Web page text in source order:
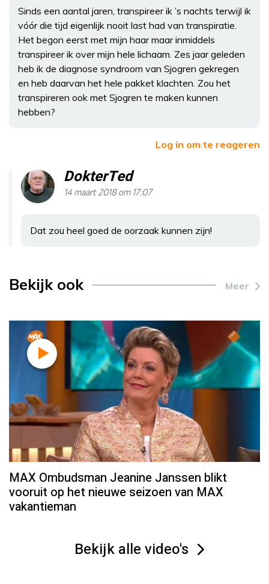
Sinds een aantal jaren, transpireer ik ’s nachts terwijl ik
vóór die tijd eigenlijk nooit last had van transpiratie.
Het begon eerst met mijn haar maar inmiddels
transpireer ik over mijn hele lichaam. Zes jaar geleden
heb ik de diagnose syndroom van Sjogren gekregen
en heb daarvan het hele pakket klachten. Zou het
transpireren ook met Sjogren te maken kunnen
hebben?
Log in om te reageren
DokterTed
14 maart 2018 om 17:07
Dat zou heel goed de oorzaak kunnen zijn!
Bekijk ook Meer
MAX Ombudsman Jeanine Janssen blikt
vooruit op het nieuwe seizoen van MAX
vakantieman
Bekijk alle video's